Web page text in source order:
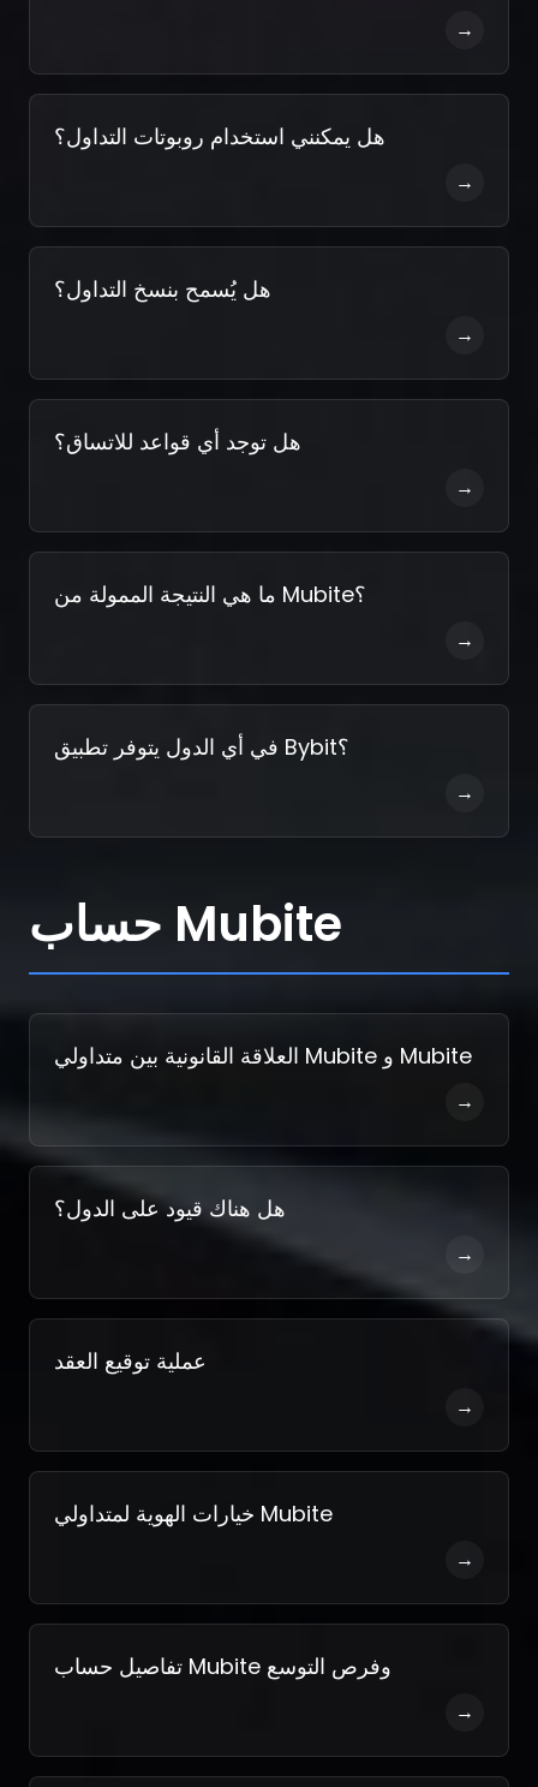
→
هل يمكنني استخدام روبوتات التداول؟
→
هل يُسمح بنسخ التداول؟
→
هل توجد أي قواعد للاتساق؟
→
ما هي النتيجة الممولة من Mubite؟
→
في أي الدول يتوفر تطبيق Bybit؟
→
حساب Mubite
العلاقة القانونية بين متداولي Mubite و Mubite
→
هل هناك قيود على الدول؟
→
عملية توقيع العقد
→
خيارات الهوية لمتداولي Mubite
→
تفاصيل حساب Mubite وفرص التوسع
→